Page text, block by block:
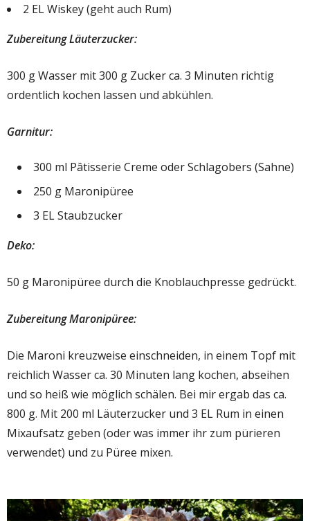
2 EL Wiskey (geht auch Rum)
Zubereitung Läuterzucker:
300 g Wasser mit 300 g Zucker ca. 3 Minuten richtig
ordentlich kochen lassen und abkühlen.
Garnitur:
300 ml Pâtisserie Creme oder Schlagobers (Sahne)
250 g Maronipüree
3 EL Staubzucker
Deko:
50 g Maronipüree durch die Knoblauchpresse gedrückt.
Zubereitung Maronipüree:
Die Maroni kreuzweise einschneiden, in einem Topf mit
reichlich Wasser ca. 30 Minuten lang kochen, abseihen
und so heiß wie möglich schälen. Bei mir ergab das ca.
800 g. Mit 200 ml Läuterzucker und 3 EL Rum in einen
Mixaufsatz geben (oder was immer ihr zum pürieren
verwendet) und zu Püree mixen.